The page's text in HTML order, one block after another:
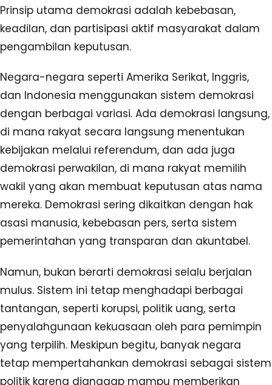
Prinsip utama demokrasi adalah kebebasan,
keadilan, dan partisipasi aktif masyarakat dalam
pengambilan keputusan.
Negara-negara seperti Amerika Serikat, Inggris,
dan Indonesia menggunakan sistem demokrasi
dengan berbagai variasi. Ada demokrasi langsung,
di mana rakyat secara langsung menentukan
kebijakan melalui referendum, dan ada juga
demokrasi perwakilan, di mana rakyat memilih
wakil yang akan membuat keputusan atas nama
mereka. Demokrasi sering dikaitkan dengan hak
asasi manusia, kebebasan pers, serta sistem
pemerintahan yang transparan dan akuntabel.
Namun, bukan berarti demokrasi selalu berjalan
mulus. Sistem ini tetap menghadapi berbagai
tantangan, seperti korupsi, politik uang, serta
penyalahgunaan kekuasaan oleh para pemimpin
yang terpilih. Meskipun begitu, banyak negara
tetap mempertahankan demokrasi sebagai sistem
politik karena dianggap mampu memberikan